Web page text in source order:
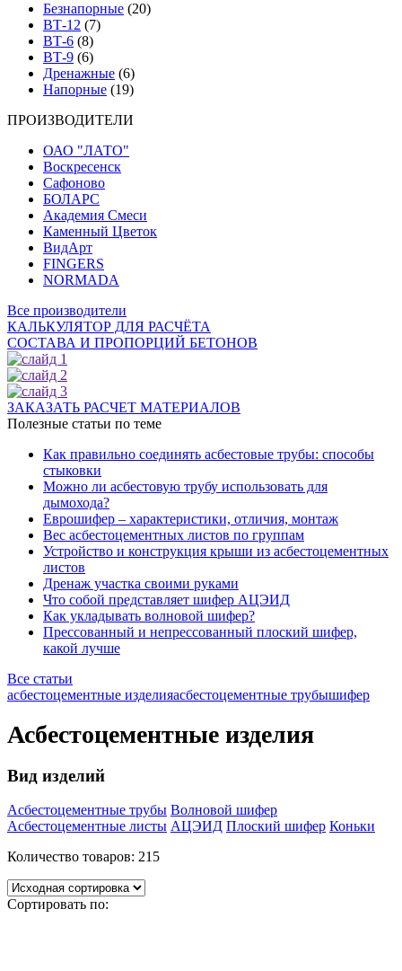
Безнапорные (20)
ВТ-12 (7)
ВТ-6 (8)
ВТ-9 (6)
Дренажные (6)
Напорные (19)
ПРОИЗВОДИТЕЛИ
ОАО "ЛАТО"
Воскресенск
Сафоново
БОЛАРС
Академия Смеси
Каменный Цветок
ВидАрт
FINGERS
NORMADA
Все производители
КАЛЬКУЛЯТОР ДЛЯ РАСЧЁТА
СОСТАВА И ПРОПОРЦИЙ БЕТОНОВ
ЗАКАЗАТЬ РАСЧЕТ МАТЕРИАЛОВ
Полезные статьи по теме
Как правильно соединять асбестовые трубы: способы
стыковки
Можно ли асбестовую трубу использовать для
дымохода?
Еврошифер – характеристики, отличия, монтаж
Вес асбестоцементных листов по группам
Устройство и конструкция крыши из асбестоцементных
листов
Дренаж участка своими руками
Что собой представляет шифер АЦЭИД
Как укладывать волновой шифер?
Прессованный и непрессованный плоский шифер,
какой лучше
Все статьи
асбестоцементные изделияасбестоцементные трубышифер
Асбестоцементные изделия
Вид изделий
Асбестоцементные трубы Волновой шифер
Асбестоцементные листы АЦЭИД Плоский шифер Коньки
Количество товаров: 215
Сортировать по: